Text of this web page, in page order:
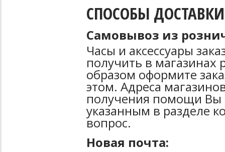
СПОСОБЫ
Самовывоз из
Часы и аксессуары
получить в магазинах
образом оформите
этом. Адреса
получения помощи Вы
указанным в разделе
вопрос.
Новая почта: